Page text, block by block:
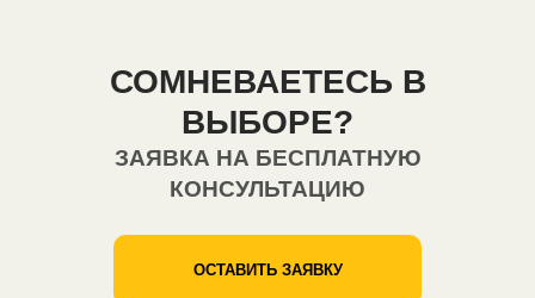
СОМНЕВАЕТЕСЬ В
ВЫБОРЕ?
ЗАЯВКА НА БЕСПЛАТНУЮ
КОНСУЛЬТАЦИЮ
ОСТАВИТЬ ЗАЯВКУ